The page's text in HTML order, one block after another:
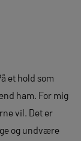
et hold som
ham. For mig
vil. Det er
og undvære